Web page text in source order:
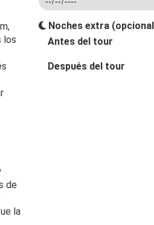
los
de
la
Noches extra
Antes del tour
Después del tour